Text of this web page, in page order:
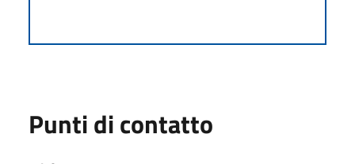
Punti di contatto